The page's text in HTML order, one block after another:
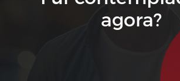
agora?